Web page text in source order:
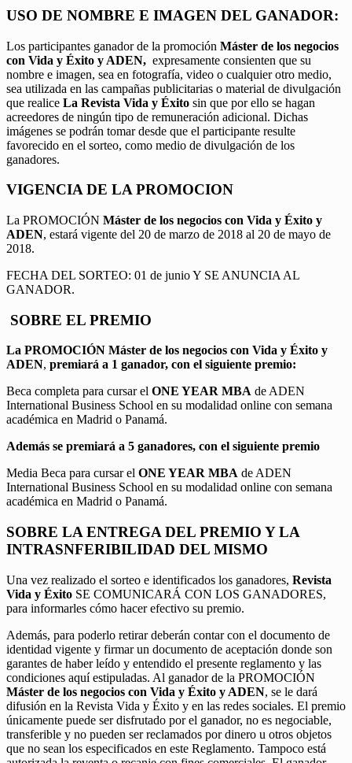
USO DE NOMBRE E IMAGEN DEL GANADOR:
Los participantes ganador de la promoción Máster de los negocios
con Vida y Éxito y ADEN, expresamente consienten que su
nombre e imagen, sea en fotografía, video o cualquier otro medio,
sea utilizada en las campañas publicitarias o material de divulgación
que realice La Revista Vida y Éxito sin que por ello se hagan
acreedores de ningún tipo de remuneración adicional. Dichas
imágenes se podrán tomar desde que el participante resulte
favorecido en el sorteo, como medio de divulgación de los
ganadores.
VIGENCIA DE LA PROMOCION
La PROMOCIÓN Máster de los negocios con Vida y Éxito y
ADEN, estará vigente del 20 de marzo de 2018 al 20 de mayo de
2018.
FECHA DEL SORTEO: 01 de junio Y SE ANUNCIA AL
GANADOR.
SOBRE EL PREMIO
La PROMOCIÓN Máster de los negocios con Vida y Éxito y
ADEN, premiará a 1 ganador, con el siguiente premio:
Beca completa para cursar el ONE YEAR MBA de ADEN
International Business School en su modalidad online con semana
académica en Madrid o Panamá.
Además se premiará a 5 ganadores, con el siguiente premio
Media Beca para cursar el ONE YEAR MBA de ADEN
International Business School en su modalidad online con semana
académica en Madrid o Panamá.
SOBRE LA ENTREGA DEL PREMIO Y LA
INTRASNFERIBILIDAD DEL MISMO
Una vez realizado el sorteo e identificados los ganadores, Revista
Vida y Éxito SE COMUNICARÁ CON LOS GANADORES,
para informarles cómo hacer efectivo su premio.
Además, para poderlo retirar deberán contar con el documento de
identidad vigente y firmar un documento de aceptación donde son
garantes de haber leído y entendido el presente reglamento y las
condiciones aquí estipuladas. Al ganador de la PROMOCIÓN
Máster de los negocios con Vida y Éxito y ADEN, se le dará
difusión en la Revista Vida y Éxito y en las redes sociales. El premio
únicamente puede ser disfrutado por el ganador, no es negociable,
transferible y no pueden ser reclamados por dinero u otros objetos
que no sean los especificados en este Reglamento. Tampoco está